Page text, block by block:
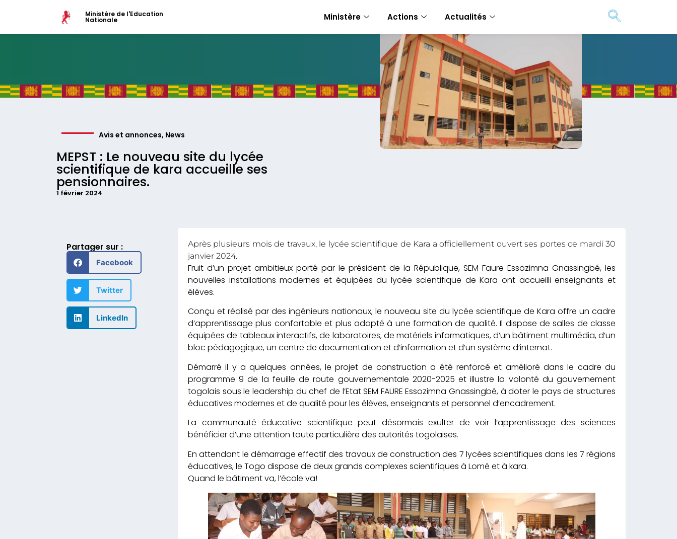
Ministère de l'Education
Nationale Ministère Actions Actualités
Avis et annonces, News
MEPST : Le nouveau site du lycée
scientifique de kara accueille ses
pensionnaires.
1 février 2024
Partager sur :
Facebook
Twitter
LinkedIn
Après plusieurs mois de travaux, le lycée scientifique de Kara a officiellement ouvert ses portes ce mardi 30
janvier 2024.
Fruit d’un projet ambitieux porté par le président de la République, SEM Faure Essozimna Gnassingbé, les
nouvelles installations modernes et équipées du lycée scientifique de Kara ont accueilli enseignants et
élèves.
Conçu et réalisé par des ingénieurs nationaux, le nouveau site du lycée scientifique de Kara offre un cadre
d’apprentissage plus confortable et plus adapté à une formation de qualité. Il dispose de salles de classe
équipées de tableaux interactifs, de laboratoires, de matériels informatiques, d’un bâtiment multimédia, d’un
bloc pédagogique, un centre de documentation et d’information et d’un système d’internat.
Démarré il y a quelques années, le projet de construction a été renforcé et amélioré dans le cadre du
programme 9 de la feuille de route gouvernementale 2020-2025 et illustre la volonté du gouvernement
togolais sous le leadership du chef de l’Etat SEM FAURE Essozimna Gnassingbé, à doter le pays de structures
éducatives modernes et de qualité pour les élèves, enseignants et personnel d’encadrement.
La communauté éducative scientifique peut désormais exulter de voir l’apprentissage des sciences
bénéficier d’une attention toute particulière des autorités togolaises.
En attendant le démarrage effectif des travaux de construction des 7 lycées scientifiques dans les 7 régions
éducatives, le Togo dispose de deux grands complexes scientifiques à Lomé et à kara.
Quand le bâtiment va, l’école va!